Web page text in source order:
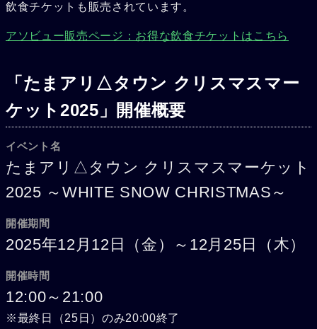
飲食チケットも販売されています。
アソビュー販売ページ：お得な飲食チケットはこちら
「たまアリ△タウン クリスマスマー
ケット2025」開催概要
イベント名
たまアリ△タウン クリスマスマーケット
2025 ～WHITE SNOW CHRISTMAS～
開催期間
2025年12月12日（金）～12月25日（木）
開催時間
12:00～21:00
※最終日（25日）のみ20:00終了